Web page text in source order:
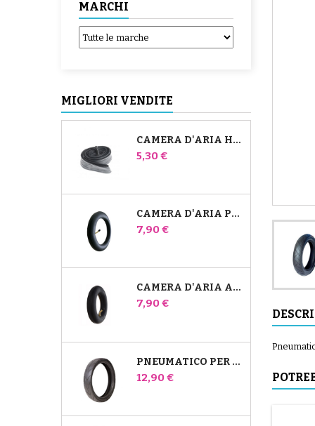
MARCHI
MIGLIORI VENDITE
CAMERA D'ARIA HIGH TREK BÉBÉ CONFORT
Prezzo
5,30 €
CAMERA D'ARIA PER PASSEGGINO JANÉ SLALOM PRO E POWERTWIN
Prezzo
7,90 €
CAMERA D'ARIA ANTERIORE DEL PASSEGGINO BUGABOO DONKEY
Prezzo
7,90 €
PNEUMATICO PER PASSEGGINO JANÉ SLALOM PRO E POWERTWIN
Prezzo
12,90 €